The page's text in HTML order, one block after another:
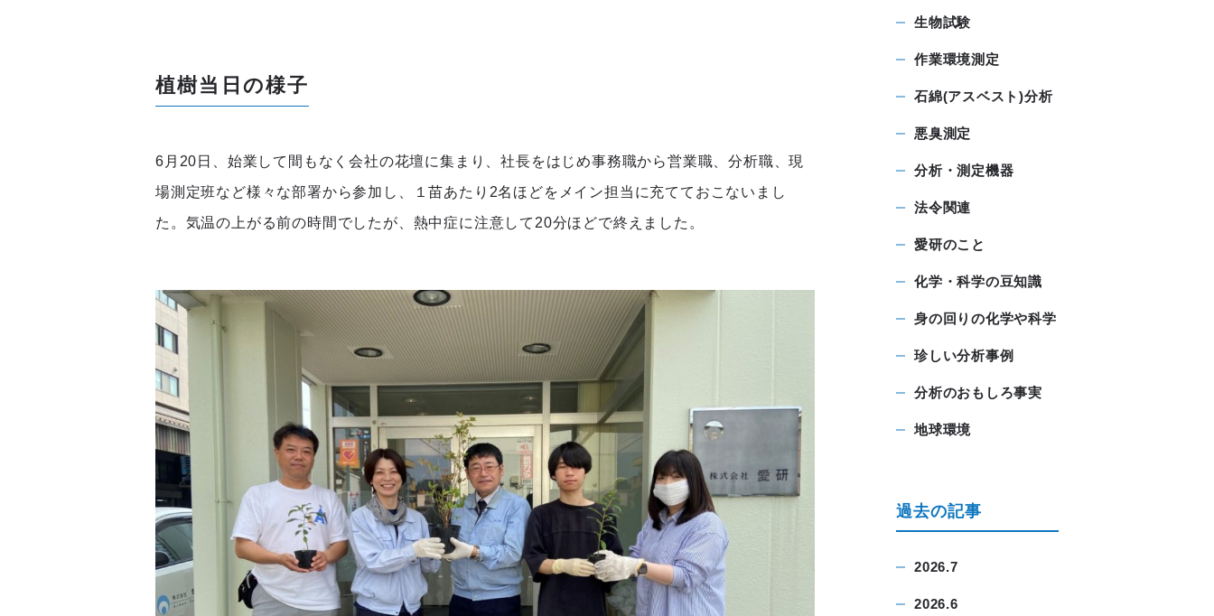
植樹当日の様子
6月20日、始業して間もなく会社の花壇に集まり、社長をはじめ事務職から営業職、分析職、現
場測定班など様々な部署から参加し、１苗あたり2名ほどをメイン担当に充てておこないまし
た。気温の上がる前の時間でしたが、熱中症に注意して20分ほどで終えました。
生物試験
作業環境測定
石綿(アスベスト)分析
悪臭測定
分析・測定機器
法令関連
愛研のこと
化学・科学の豆知識
身の回りの化学や科学
珍しい分析事例
分析のおもしろ事実
地球環境
過去の記事
2026.7
2026.6